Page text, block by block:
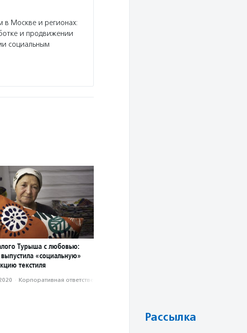
в Москве и регионах:
и продвижении
социальным
Турыша с любовью:
«социальную»
текстиля
· Корпоративная ответственность
Рассылка